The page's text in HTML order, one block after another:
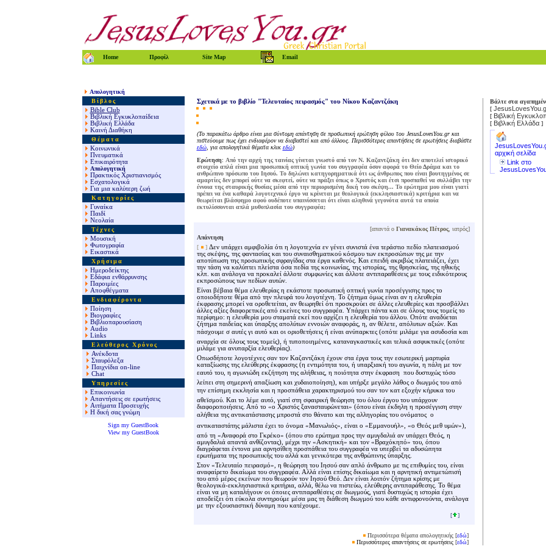
Home Προφίλ Site Map Email
Απολογητική
Βίβλος
Bible Club
Βιβλική Εγκυκλοπαίδεια
Βιβλική Ελλάδα
Καινή Διαθήκη
Θέματα
Κοινωνικά
Πνευματικά
Επικαιρότητα
Απολογητική
Πρακτικός Χριστιανισμός
Εσχατολογικά
Για μια καλύτερη ζωή
Κατηγορίες
Γυναίκα
Παιδί
Νεολαία
Τέχνες
Μουσική
Φωτογραφία
Εικαστικά
Χρήσιμα
Ημεροδείκτης
Εδάφια ενθάρρυνσης
Παροιμίες
Αποφθέγματα
Ενδιαφέροντα
Ποίηση
Βιογραφίες
Βιβλιοπαρουσίαση
Audio
Links
Ελεύθερος Χρόνος
Ανέκδοτα
Σταυρόλεξα
Παιχνίδια on-line
Chat
Υπηρεσίες
Επικοινωνία
Απαντήσεις σε ερωτήσεις
Αιτήματα Προσευχής
Η δική σας γνώμη
Sign my GuestBook
View my GuestBook
Σχετικά με το βιβλίο "Τελευταίος πειρασμός" του Νίκου Καζαντζάκη
(Το παρακάτω άρθρο είναι μια σύντομη απάντηση σε προσωπική ερώτηση φίλου του JesusLovesYou.gr και
πιστεύουμε πως έχει ενδιαφέρον να διαβαστεί και από άλλους. Περισσότερες απαντήσεις σε ερωτήσεις διαβάστε
εδώ, για απολογητικά θέματα κλικ εδώ)
Ερώτηση: Από την αρχή της ταινίας γίνεται γνωστό από τον Ν. Καζαντζάκη ότι δεν αποτελεί ιστορικό
στοιχείο απλά είναι μια προσωπική οπτική γωνία του συγγραφέα όσον αφορά το Θείο Δράμα και το
ανθρώπινο πρόσωπο του Ιησού. Το δηλώνει κατηγορηματικά ότι ως άνθρωπος που είναι βουτηγμένος σε
αμαρτίες δεν μπορεί ούτε να σκεφτεί, ούτε να πράξει όπως ο Χριστός και έτσι προσπαθεί να συλλάβει την
έννοια της σταυρικής θυσίας μέσα από την περιορισμένη δική του σκέψη... Το ερώτημα μου είναι γιατί
πρέπει να ένα καθαρά λογοτεχνικό έργο να κρίνεται με θεολογικά (εκκλησιαστικά) κριτήρια και να
θεωρείται βλάσφημο αφού ουδέποτε υπαινίσσεται ότι είναι αληθινά γεγονότα αυτά τα οποία
εκτυλίσσονται απλά μυθοπλασία του συγγραφέα;
[απαντά ο Γιανακάκος Πέτρος, ιατρός]
Απάντηση
[
] Δεν υπάρχει αμφιβολία ότι η λογοτεχνία εν γένει συνιστά ένα τεράστιο πεδίο πλατειασμού
της σκέψης, της φαντασίας και του συναισθηματικού κόσμου των εκπροσώπων της με την
αποτύπωση της προσωπικής σφραγίδας στα έργα καθενός. Και επειδή ακριβώς πλατειάζει, έχει
την τάση να καλύπτει πλείστα όσα πεδία της κοινωνίας, της ιστορίας, της θρησκείας, της ηθικής
κλπ. και ανάλογα να προκαλεί άλλοτε συμφωνίες και άλλοτε αντιπαραθέσεις με τους ειδικότερους
εκπροσώπους των πεδίων αυτών.
Είναι βέβαια θέμα ελευθερίας η εκάστοτε προσωπική οπτική γωνία προσέγγισης προς το
οποιοδήποτε θέμα από την πλευρά του λογοτέχνη. Το ζήτημα όμως είναι αν η ελευθερία
έκφρασης μπορεί να οροθετείται, αν θεωρηθεί ότι προσκρούει σε άλλες ελευθερίες και προσβάλλει
άλλες αξίες διαφορετικές από εκείνες του συγγραφέα. Υπάρχει πάντα και σε όλους τους τομείς το
περίφημο: η ελευθερία μου σταματά εκεί που αρχίζει η ελευθερία του άλλου. Οπότε αναδύεται
ζήτημα παιδείας και ύπαρξης απολύτων εννοιών αναφοράς, η, αν θέλετε, απόλυτων αξιών. Και
πάσχουμε σ αυτές γι αυτό και οι οριοθετήσεις ή είναι ανύπαρκτες (οπότε μιλάμε για ασυδοσία και
αναρχία σε όλους τους τομείς), ή τυποποιημένες, καταναγκαστικές και τελικά ασφυκτικές (οπότε
μιλάμε για ανυπαρξία ελευθερίας).
Οπωσδήποτε λογοτέχνες σαν τον Καζαντζάκη έχουν στα έργα τους την εσωτερική μαρτυρία
καταξίωσης της ελεύθερης έκφρασης (η εντιμότητα του, ή υπαρξιακή του αγωνία, η πάλη με τον
εαυτό του, η αγωνιώδη εκζήτηση της αλήθειας, η ποιότητα στην έκφραση  που δυστυχώς τόσο
λείπει στη σημερινή απαξίωση και χυδαιοποίηση), και υπήρξε μεγάλο λάθος ο διωγμός του από
την επίσημη εκκλησία και η προσπάθεια χαρακτηρισμού του σαν τον κατ εξοχήν κήρυκα του
αθεϊσμού. Και το λέμε αυτό, γιατί στη σφαιρική θεώρηση του όλου έργου του υπάρχουν
διαφοροποιήσεις. Από το «ο Χριστός ξανασταυρώνεται» (όπου είναι έκδηλη η προσέγγιση στην
αλήθεια της αντικατάστασης μπροστά στο θάνατο και της αλληγορίας του ονόματος  ο
αντικαταστάτης μάλιστα έχει το όνομα «Μανωλιός», είναι ο «Εμμανουήλ», «ο Θεός μεθ υμών»),
από τη «Αναφορά στο Γκρέκο» (όπου στο ερώτημα προς την αμυγδαλιά αν υπάρχει Θεός, η
αμυγδαλιά απαντά ανθίζοντας), μέχρι την «Ασκητική» και τον «Βραχόκηπό» του, όπου
διαγράφεται έντονα μια αρνησίθεη προσπάθεια του συγγραφέα να υπερβεί τα αδυσώπητα
ερωτήματα της προσωπικής του αλλά και γενικότερα της ανθρώπινης ύπαρξης.
Στον «Τελευταίο πειρασμό», η θεώρηση του Ιησού σαν απλό άνθρωπο με τις επιθυμίες του, είναι
αναφαίρετο δικαίωμα του συγγραφέα. Αλλά είναι επίσης δικαίωμα και η αρνητική αντιμετώπισή
του από μέρος εκείνων που θεωρούν τον Ιησού Θεό. Δεν είναι λοιπόν ζήτημα κρίσης με
θεολογικά-εκκλησιαστικά κριτήρια, αλλά, θέλω να πιστεύω, ελεύθερης αντιπαράθεσης. Το θέμα
είναι να μη καταλήγουν οι όποιες αντιπαραθέσεις σε διωγμούς, γιατί δυστυχώς η ιστορία έχει
αποδείξει ότι εύκολα συντηρούμε μέσα μας τη διάθεση διωγμού του κάθε αντιφρονούντα, ανάλογα
με την εξουσιαστική δύναμη που κατέχουμε.
[
]
Περισσότερα θέματα απολογητικής [εδώ]
Περισσότερες απαντήσεις σε ερωτήσεις [εδώ]
Βάλτε στα
[
[ Βιβλική
[ Βιβλική Ελλάδα ]
αρχική σελίδα
Link στο